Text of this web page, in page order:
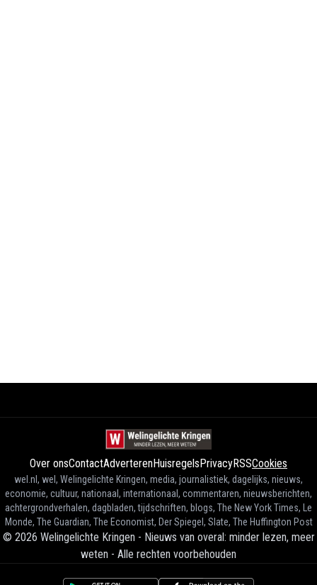
Over onsContactAdverterenHuisregelsPrivacyRSSCookies
wel.nl, wel, Welingelichte Kringen, media, journalistiek, dagelijks, nieuws,
economie, cultuur, nationaal, internationaal, commentaren, nieuwsberichten,
achtergrondverhalen, dagbladen, tijdschriften, blogs, The New York Times, Le
Monde, The Guardian, The Economist, Der Spiegel, Slate, The Huffington Post
© 2026 Welingelichte Kringen - Nieuws van overal: minder lezen, meer
weten - Alle rechten voorbehouden